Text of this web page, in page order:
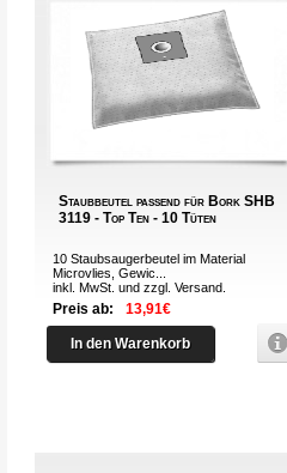
Staubbeutel passend für Bork SHB
3119 - Top Ten - 10 Tüten
10 Staubsaugerbeutel im Material
Microvlies, Gewic...
inkl. MwSt. und zzgl.Versand
Preis ab: 13,91€
In den Warenkorb